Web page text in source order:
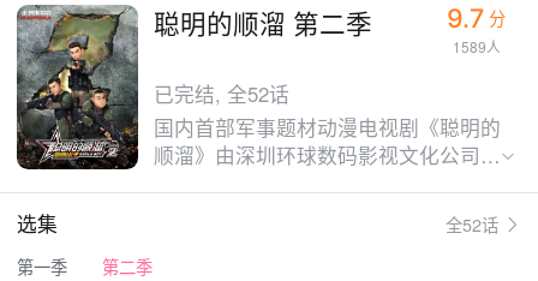
聪明的顺溜 第二季 9.7 分
1589人
已完结, 全52话
国内首部军事题材动漫电视剧《聪明的
顺溜》由深圳环球数码影视文化公司和
作。该剧改编自原济南军区《前卫报》
自2011年起连载的热门专栏，以强国
选集
全52话
第一季
第二季